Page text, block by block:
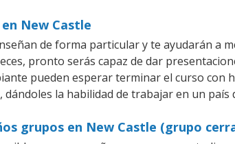
New Castle
de forma particular y te ayudarán a
pronto serás capaz de dar
pueden esperar terminar el curso con
la habilidad de trabajar en un país
grupos en New Castle (grupo